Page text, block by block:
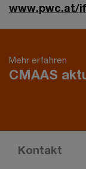
www.pwc.at/
Mehr erfahren
CMAAS
Kontakt